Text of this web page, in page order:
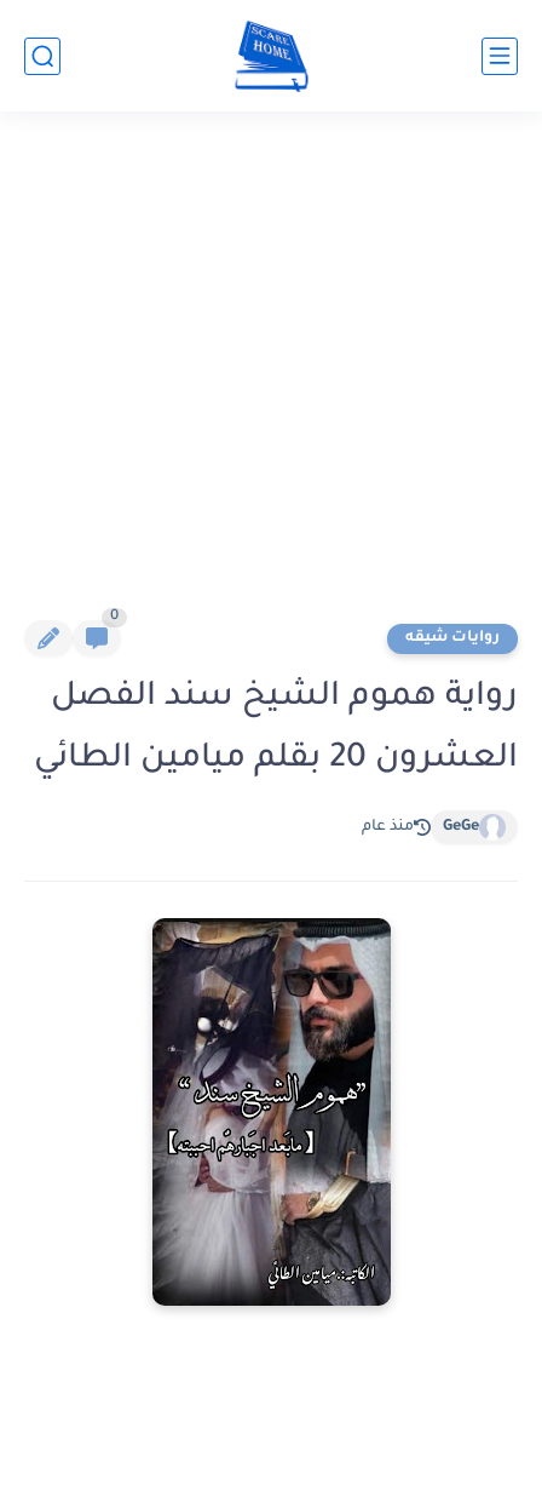
روايات شيقه
0
رواية هموم الشيخ سند الفصل
العشرون 20 بقلم ميامين الطائي
GeGe منذ عام